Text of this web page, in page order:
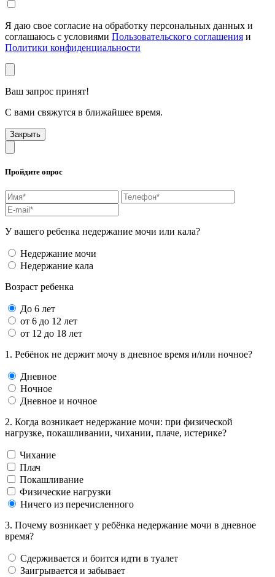
Я даю свое согласие на обработку персональных данных и
соглашаюсь с условиями Пользовательского соглашения и
Политики конфиденциальности
Ваш запрос принят!
С вами свяжутся в ближайшее время.
Закрыть
Пройдите опрос
У вашего ребенка недержание мочи или кала?
Недержание мочи
Недержание кала
Возраст ребенка
До 6 лет
от 6 до 12 лет
от 12 до 18 лет
1. Ребёнок не держит мочу в дневное время и/или ночное?
Дневное
Ночное
Дневное и ночное
2. Когда возникает недержание мочи: при физической
нагрузке, покашливании, чихании, плаче, истерике?
Чихание
Плач
Покашливание
Физические нагрузки
Ничего из перечисленного
3. Почему возникает у ребёнка недержание мочи в дневное
время?
Сдерживается и боится идти в туалет
Заигрывается и забывает